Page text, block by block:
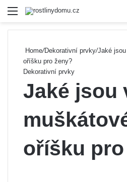
Menu
Home/Dekorativní prvky/Jaké
oříšku pro ženy?
Dekorativní prvky
Jaké jsou
oříšku